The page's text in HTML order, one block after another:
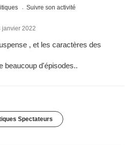
Suivre son activité
janvier 2022
, et les caractères des
beaucoup d'épisodes..
Spectateurs